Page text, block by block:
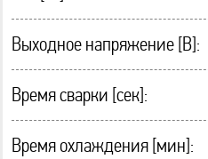
Выходное напряжение [В]:
Время сварки [сек]:
Время охлаждения [мин]: